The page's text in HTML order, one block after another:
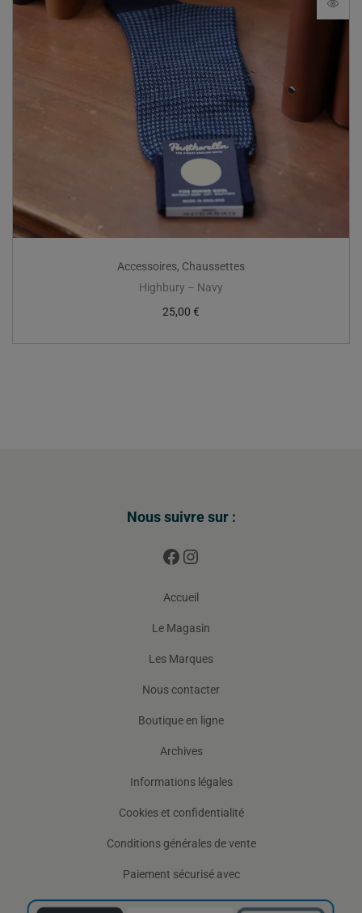
Accessoires, Chaussettes
Highbury – Navy
25,00 €
Nous suivre sur :
Accueil
Le Magasin
Les Marques
Nous contacter
Boutique en ligne
Archives
Informations légales
Cookies et confidentialité
Conditions générales de vente
Paiement sécurisé avec